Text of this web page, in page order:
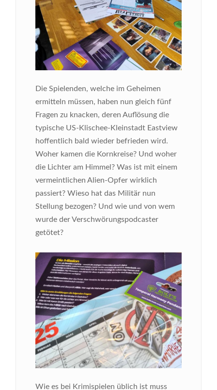
Die Spielenden, welche im Geheimen
ermitteln müssen, haben nun gleich fünf
Fragen zu knacken, deren Auflösung die
typische US-Klischee-Kleinstadt Eastview
hoffentlich bald wieder befrieden wird.
Woher kamen die Kornkreise? Und woher
die Lichter am Himmel? Was ist mit einem
vermeintlichen Alien-Opfer wirklich
passiert? Wieso hat das Militär nun
Stellung bezogen? Und wie und von wem
wurde der Verschwörungspodcaster
getötet?
Bild
Wie es bei Krimispielen üblich ist muss